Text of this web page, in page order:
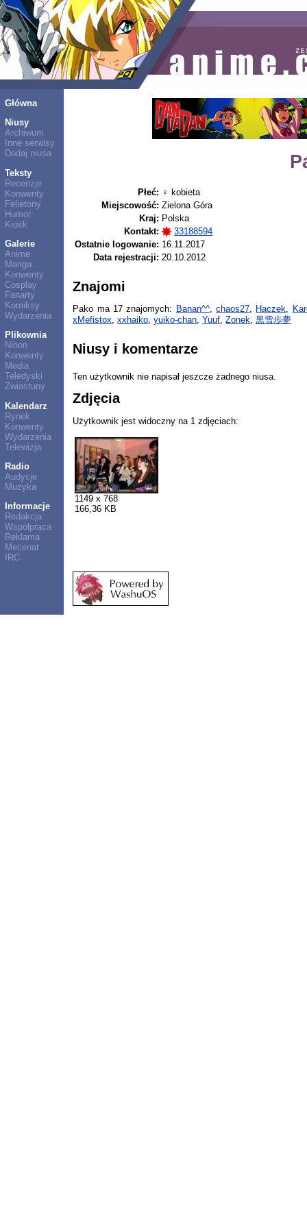
Główna
Niusy
Archiwum
Inne serwisy
Dodaj niusa
Teksty
Recenzje
Konwenty
Felietony
Humor
Kiosk
Galerie
Anime
Manga
Konwenty
Cosplay
Fanarty
Komiksy
Wydarzenia
Plikownia
Nihon
Konwenty
Media
Teledyski
Zwiastuny
Kalendarz
Rynek
Konwenty
Wydarzenia
Telewizja
Radio
Audycje
Muzyka
Informacje
Redakcja
Współpraca
Reklama
Mecenat
IRC
Płeć: ♀ kobieta
Miejscowość: Zielona Góra
Kraj: Polska
Kontakt:
33188594
Ostatnie logowanie: 16.11.2017
Data rejestracji: 20.10.2012
Znajomi
Pako ma 17 znajomych: Banan^^,chaos27, Haczek,
xMefistox,xxhaiko,yuiko-chan,Yuuf,Zonek,黒雪歩夢
Niusy i komentarze
Ten użytkownik nie napisał jeszcze żadnego niusa.
Zdjęcia
Użytkownik jest widoczny na 1 zdjęciach:
1149 x 768
166,36 KB